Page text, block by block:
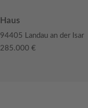
Haus
94405 Landau an der Isar
285.000 €